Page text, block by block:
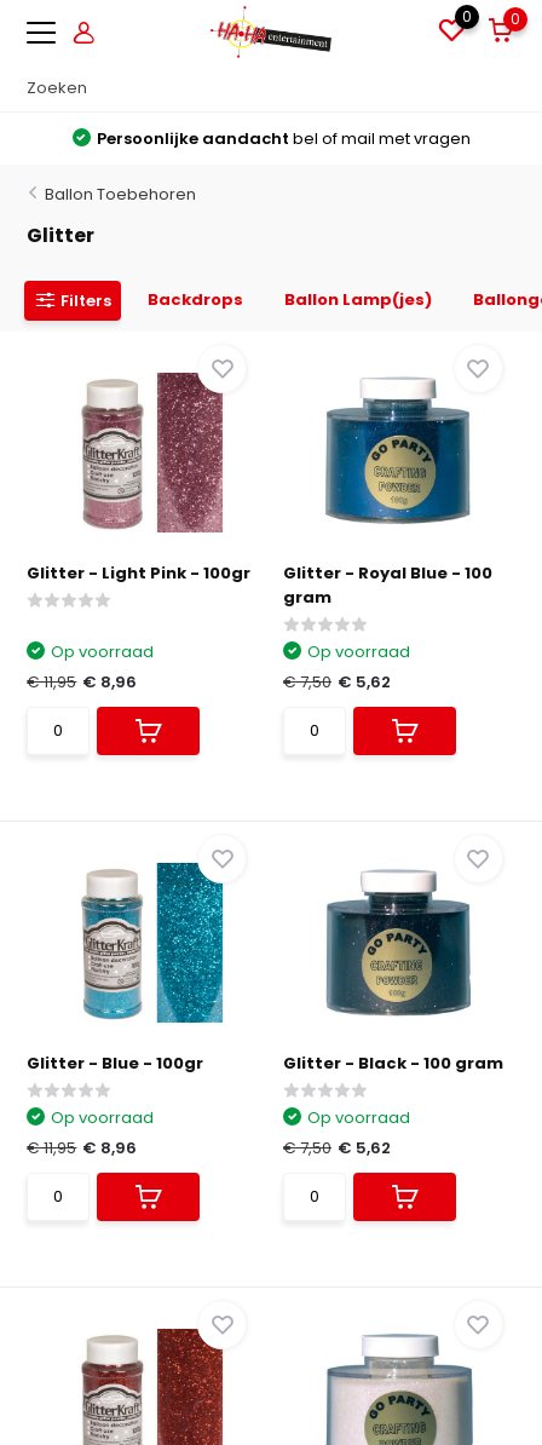
0 0
Persoonlijke aandacht bel of mail met vragen
Ballon Toebehoren
Glitter
Filters Backdrops Ballon Lamp(jes)
Glitter - Light Pink - 100gr
Op voorraad
€ 11,95 € 8,96
Glitter - Royal Blue - 100
gram
Op voorraad
€ 7,50 € 5,62
Glitter - Blue - 100gr
Op voorraad
€ 11,95 € 8,96
Glitter - Black - 100 gram
Op voorraad
€ 7,50 € 5,62